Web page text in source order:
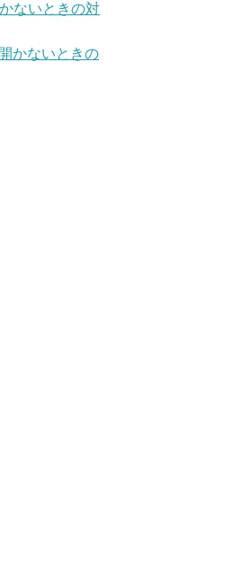
ないときの対
かないときの